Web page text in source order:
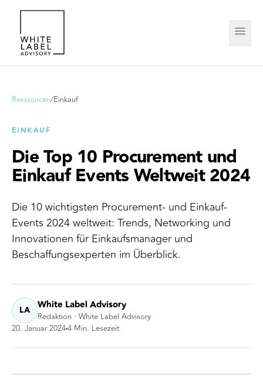
Ressourcen/Einkauf
EINKAUF
Die Top 10 Procurement und
Einkauf Events Weltweit 2024
Die 10 wichtigsten Procurement- und Einkauf-
Events 2024 weltweit: Trends, Networking und
Innovationen für Einkaufsmanager und
Beschaffungsexperten im Überblick.
LA White Label Advisory
Redaktion · White Label Advisory
20. Januar 20244 Min. Lesezeit